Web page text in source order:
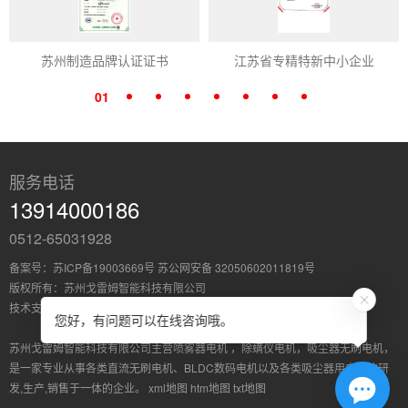
苏州制造品牌认证证书
江苏省专精特新中小企业
01
服务电话
13914000186
0512-65031928
备案号： 苏ICP备19003669号 苏公网安备 32050602011819号
版权所有：苏州戈雷姆智能科技有限公司
技术支持：
苏州戈雷姆智能科技有限公司主营喷雾器电机，除螨仪电机，吸尘器无刷电机，
是一家专业从事各类直流无刷电机、BLDC数码电机以及各类吸尘器用电机的研
发,生产,销售于一体的企业。 xml地图 htm地图 txt地图
您好，有问题可以在线咨询哦。